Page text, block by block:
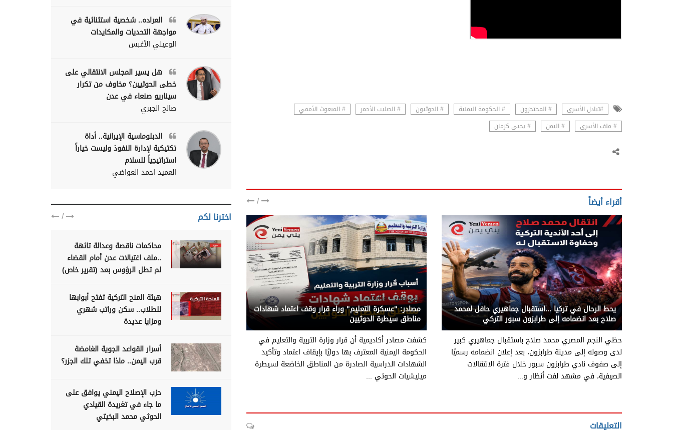
#تبادل الأسرى # المحتجزون # الحكومة اليمنية # الحوثيون # الصليب الأحمر
# المبعوث الأممي
# ملف الأسرى
# اليمن # يحيى كزمان
أقراء أيضاً /
يني يمن - رياضة عالمية
يحط الرحال في تركيا ...استقبال جماهيري حافل لمحمد
صلاح بعد انضمامه إلى طرابزون سبور التركي
حظي النجم المصري محمد صلاح باستقبال جماهيري كبير
لدى وصوله إلى مدينة طرابزون، بعد إعلان انضمامه رسميًا
إلى صفوف نادي طرابزون سبور خلال فترة الانتقالات
الصيفية، في مشهد لفت أنظار و...
يني يمن - متابعات
مصادر: "عسكرة التعليم" وراء قرار وقف اعتماد شهادات
مناطق سيطرة الحوثيين
كشفت مصادر أكاديمية أن قرار وزارة التربية والتعليم في
الحكومة اليمنية المعترف بها دوليًا بإيقاف اعتماد وتأكيد
الشهادات الدراسية الصادرة من المناطق الخاضعة لسيطرة
ميليشيات الحوثي ...
التعليقات
العراده.. شخصية استثنائية في
مواجهة التحديات والمكايدات
الوعيلي الأغبس
هل يسير المجلس الانتقالي على
خطى الحوثيين؟ مخاوف من تكرار
سيناريو صنعاء في عدن
صالح الجبري
الدبلوماسية الإيرانية.. أداة
تكتيكية لإدارة النفوذ وليست خياراً
استراتيجياً للسلام
العميد احمد العواضي
اخترنا لكم /
محاكمات ناقصة وعدالة تائهة
..ملف اغتيالات عدن أمام القضاء
لم تطل الرؤوس بعد (تقرير خاص)
هيئة المنح التركية تفتح أبوابها
للطلاب.. سكن وراتب شهري
ومزايا عديدة
أسرار القواعد الجوية الغامضة
قرب اليمن.. ماذا تخفي تلك الجزر؟
حزب الإصلاح اليمني يوافق على
ما جاء في تغريدة القيادي
الحوثي محمد البخيتي